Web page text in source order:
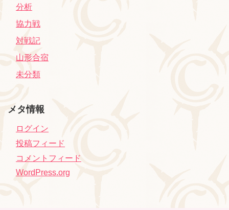
分析
協力戦
対戦記
山形合宿
未分類
メタ情報
ログイン
投稿フィード
コメントフィード
WordPress.org